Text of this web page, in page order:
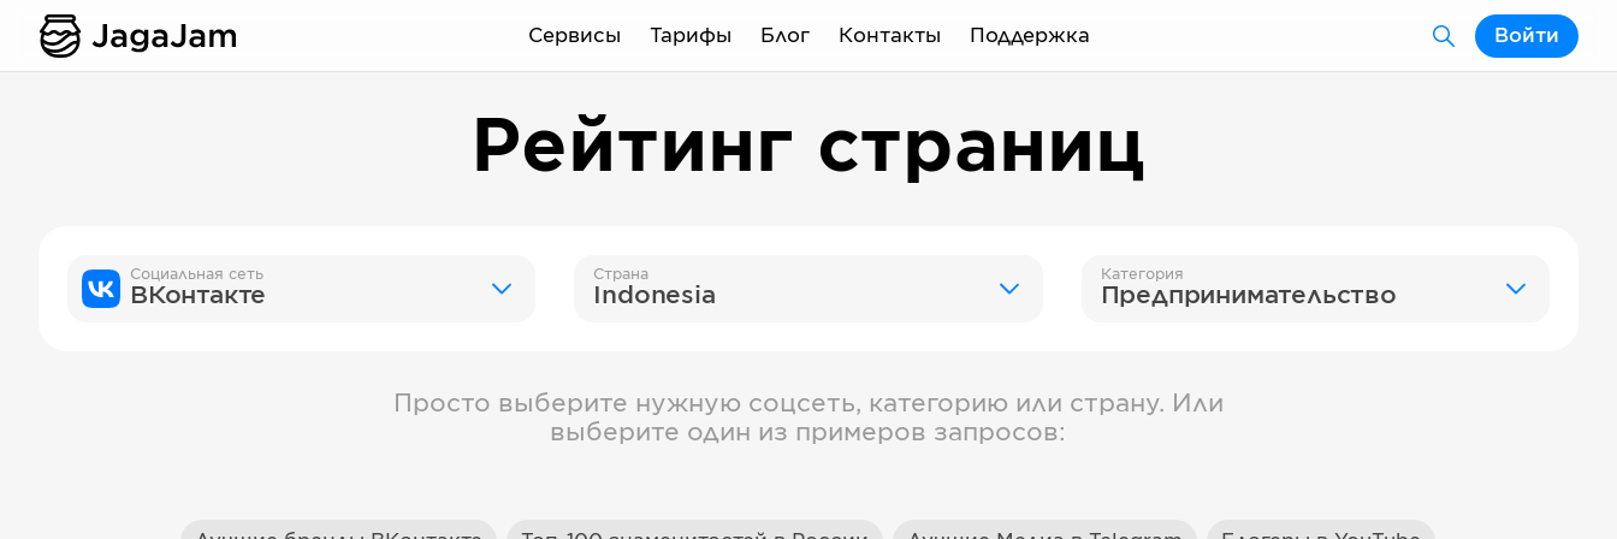
Сервисы Тарифы Блог Контакты Поддержка Войти
Рейтинг страниц
Социальная сеть
ВКонтакте
Страна
Indonesia
Категория
Предпринимательство
Просто выберите нужную соцсеть, категорию или страну. Или
выберите один из примеров запросов: